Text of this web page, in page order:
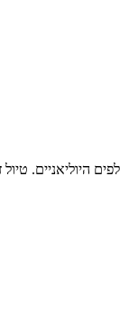
היוליאניים.